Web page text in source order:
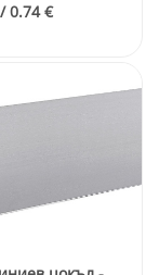
0.74 €